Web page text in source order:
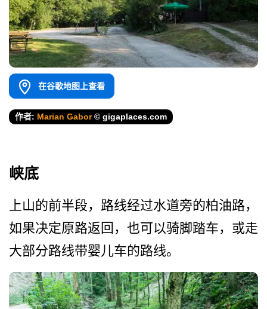
在谷歌地图上查看
作者: Marian Gabor© gigaplaces.com
峡底
上山的前半段，路线经过水道­旁的柏油路，
如果决定原路返回，也可以骑脚踏车，或­走
大部分路线带婴儿车的路线。